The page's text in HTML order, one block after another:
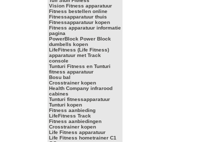
Vision Fitness apparatuur
Fitness bestellen online
Fitnessapparatuur thuis
Fitnessapparatuur kopen
Fitness apparatuur informatie
pagina
PowerBlock Power Block
dumbells kopen
LifeFitness (Life Fitness)
apparatuur met Track
console
Tunturi Fitness en Tunturi
fitness apparatuur
Bosu bal
Crosstrainer kopen
Health Company infrarood
cabines
Tunturi fitnessapparatuur
Tunturi kopen
Fitness aanbieding
LifeFitness Track
Fitness aanbiedingen
Crosstrainer kopen
Life Fitness apparatuur
Life Fitness hometrainer C1